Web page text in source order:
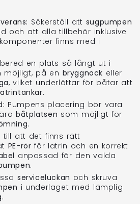
Säkerställ att sugpumpen
och att alla tillbehör inklusive
finns med i
en plats så långt ut i
möjligt, på en bryggnock eller
, vilket underlättar för båtar att
.
Pumpens placering bör vara
båtplatsen som möjligt för
.
till att det finns rätt
PE-rör för latrin och en korrekt
anpassad för den valda
.
serviceluckan och skruva
i underlaget med lämplig
.